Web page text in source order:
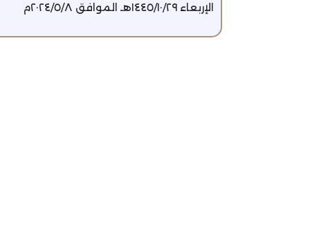
الإربعاء ١٤٤٥/١٠/٢٩هـ الموافق ٢٠٢٤/٥/٨م